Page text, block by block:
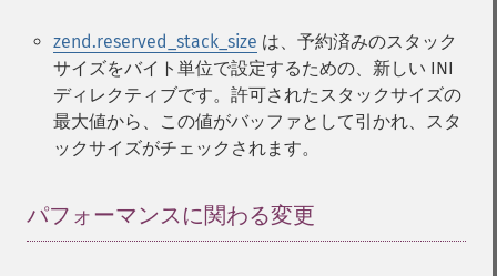
zend.reserved_stack_size は、予約済みのスタック
サイズをバイト単位で設定するための、新しい INI
ディレクティブです。許可されたスタックサイズの
最大値から、この値がバッファとして引かれ、スタ
ックサイズがチェックされます。
パフォーマンスに関わる変更